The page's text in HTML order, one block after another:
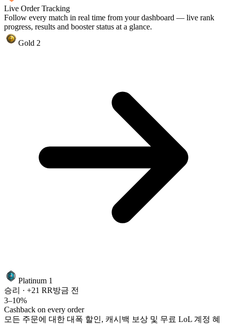
Live Order Tracking
Follow every match in real time from your dashboard — live rank
progress, results and booster status at a glance.
Gold 2
Platinum 1
승리 · +21 RR방금 전
3–10%
Cashback on every order
모든 주문에 대한 대폭 할인, 캐시백 보상 및 무료 LoL 계정 혜